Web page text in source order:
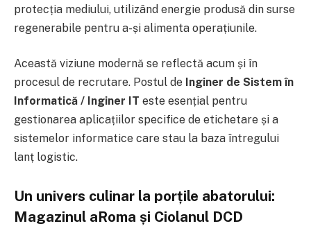
protecția mediului, utilizând energie produsă din surse
regenerabile pentru a-și alimenta operațiunile.
Această viziune modernă se reflectă acum și în
procesul de recrutare. Postul de Inginer de Sistem în
Informatică / Inginer IT este esențial pentru
gestionarea aplicațiilor specifice de etichetare și a
sistemelor informatice care stau la baza întregului
lanț logistic.
Un univers culinar la porțile abatorului:
Magazinul aRoma și Ciolanul DCD